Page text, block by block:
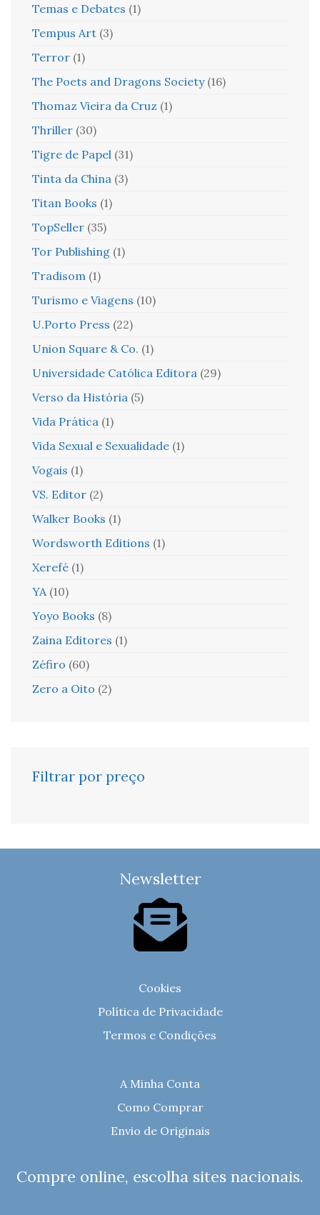
Temas e Debates (1)
Tempus Art (3)
Terror (1)
The Poets and Dragons Society (16)
Thomaz Vieira da Cruz (1)
Thriller (30)
Tigre de Papel (31)
Tinta da China (3)
Titan Books (1)
TopSeller (35)
Tor Publishing (1)
Tradisom (1)
Turismo e Viagens (10)
U.Porto Press (22)
Union Square & Co. (1)
Universidade Católica Editora (29)
Verso da História (5)
Vida Prática (1)
Vida Sexual e Sexualidade (1)
Vogais (1)
VS. Editor (2)
Walker Books (1)
Wordsworth Editions (1)
Xerefé (1)
YA (10)
Yoyo Books (8)
Zaina Editores (1)
Zéfiro (60)
Zero a Oito (2)
Filtrar por preço
Newsletter
Cookies
Política de Privacidade
Termos e Condições
A Minha Conta
Como Comprar
Envio de Originais
Compre online, escolha sites nacionais.